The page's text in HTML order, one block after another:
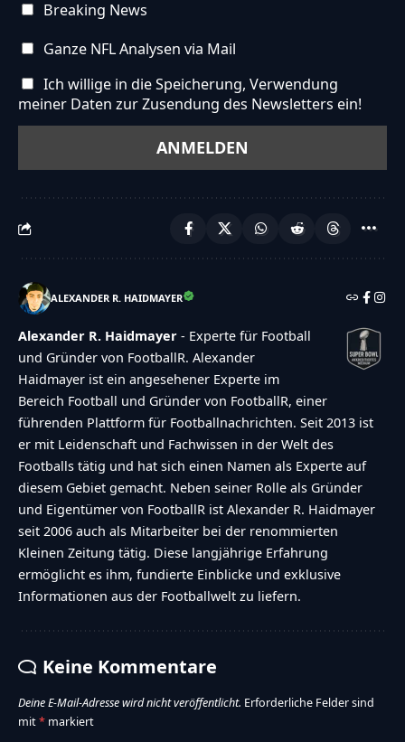
Breaking News
Ganze NFL Analysen via Mail
Ich willige in die Speicherung, Verwendung
meiner Daten zur Zusendung des Newsletters ein!
ALEXANDER R. HAIDMAYER
Alexander R. Haidmayer - Experte für Football
und Gründer von FootballR. Alexander
Haidmayer ist ein angesehener Experte im
Bereich Football und Gründer von FootballR, einer
führenden Plattform für Footballnachrichten. Seit 2013 ist
er mit Leidenschaft und Fachwissen in der Welt des
Footballs tätig und hat sich einen Namen als Experte auf
diesem Gebiet gemacht. Neben seiner Rolle als Gründer
und Eigentümer von FootballR ist Alexander R. Haidmayer
seit 2006 auch als Mitarbeiter bei der renommierten
Kleinen Zeitung tätig. Diese langjährige Erfahrung
ermöglicht es ihm, fundierte Einblicke und exklusive
Informationen aus der Footballwelt zu liefern.
Keine Kommentare
Deine E-Mail-Adresse wird nicht veröffentlicht. Erforderliche Felder sind
mit* markiert